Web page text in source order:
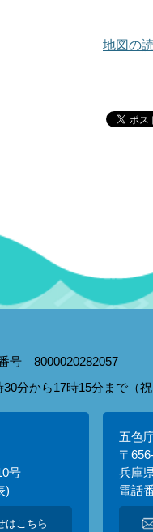
地図の
号 8000020282057
分から17時15分まで（
号
)
はこちら
五色
〒
兵庫
電話